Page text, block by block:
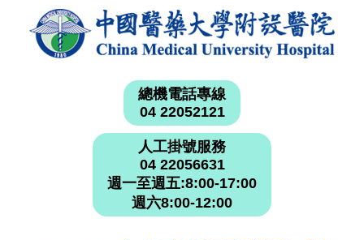
總機電話專線
04 22052121
人工掛號服務
04 22056631
週一至週五:8:00-17:00
週六8:00-12:00